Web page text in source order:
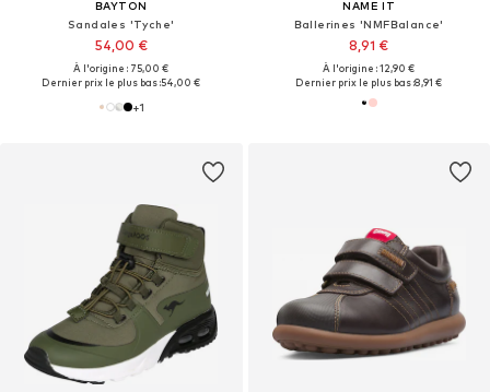
BAYTON
Sandales 'Tyche'
54,00 €
À l'origine : 75,00 €
Dernier prix le plus bas :54,00 €
+1
NAME IT
Ballerines 'NMFBalance'
8,91 €
À l'origine : 12,90 €
Dernier prix le plus bas :8,91 €